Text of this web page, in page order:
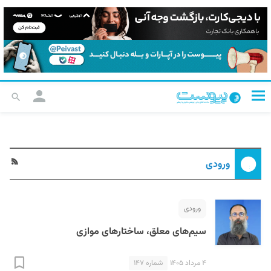
ورودی
ورودی
سیم‌های معلق، ساختارهای موازی
۴ مرداد ۱۴۰۵ شماره ۱۴۷